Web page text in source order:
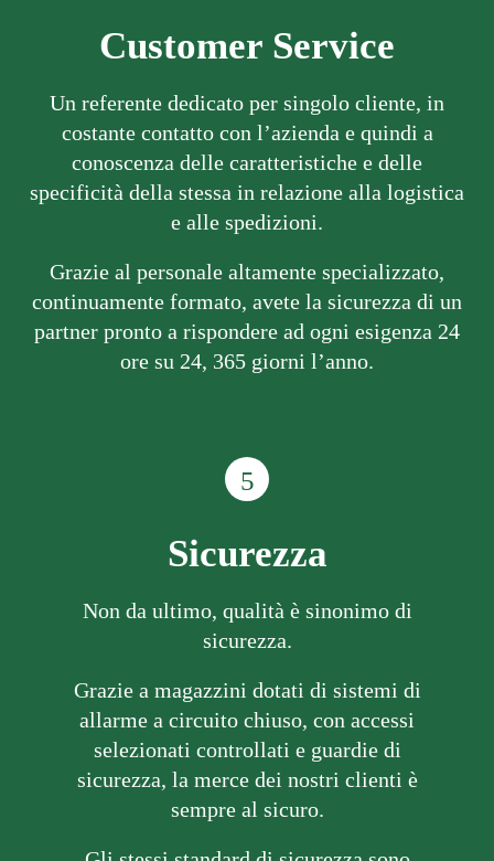
Customer Service
Un referente dedicato per singolo cliente, in
costante contatto con l’azienda e quindi a
conoscenza delle caratteristiche e delle
specificità della stessa in relazione alla logistica
e alle spedizioni.
Grazie al personale altamente specializzato,
continuamente formato, avete la sicurezza di un
partner pronto a rispondere ad ogni esigenza 24
ore su 24, 365 giorni l’anno.
5
Sicurezza
Non da ultimo, qualità è sinonimo di
sicurezza.
Grazie a magazzini dotati di sistemi di
allarme a circuito chiuso, con accessi
selezionati controllati e guardie di
sicurezza, la merce dei nostri clienti è
sempre al sicuro.